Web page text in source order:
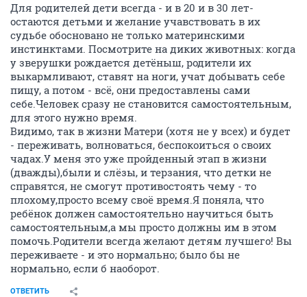
Для родителей дети всегда - и в 20 и в 30 лет-
остаются детьми и желание учавствовать в их
судьбе обосновано не только материнскими
инстинктами. Посмотрите на диких животных: когда
у зверушки рождается детёныш, родители их
выкармливают, ставят на ноги, учат добывать себе
пищу, а потом - всё, они предоставлены сами
себе.Человек сразу не становится самостоятельным,
для этого нужно время.
Видимо, так в жизни Матери (хотя не у всех) и будет
- переживать, волноваться, беспокоиться о своих
чадах.У меня это уже пройденный этап в жизни
(дважды),были и слёзы, и терзания, что детки не
справятся, не смогут противостоять чему - то
плохому,просто всему своё время.Я поняла, что
ребёнок должен самостоятельно научиться быть
самостоятельным,а мы просто должны им в этом
помочь.Родители всегда желают детям лучшего! Вы
переживаете - и это нормально; было бы не
нормально, если б наоборот.
ОТВЕТИТЬ